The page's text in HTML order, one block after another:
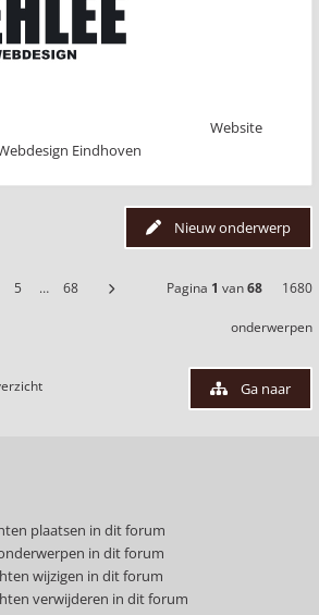
Website
Eindhoven
Nieuw onderwerp
5 … 68 Pagina 1 van68 1680
onderwerpen
Ga naar
plaatsen in dit forum
in dit forum
wijzigen in dit forum
verwijderen in dit forum